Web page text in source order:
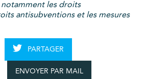
les droits
antisubventions et les mesures
PARTAGER
ENVOYER PAR MAIL